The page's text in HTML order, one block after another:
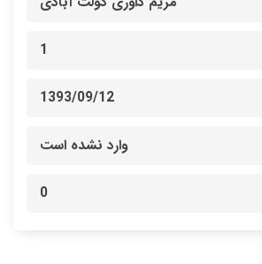
1
1393/09/12
وارد نشده است
0